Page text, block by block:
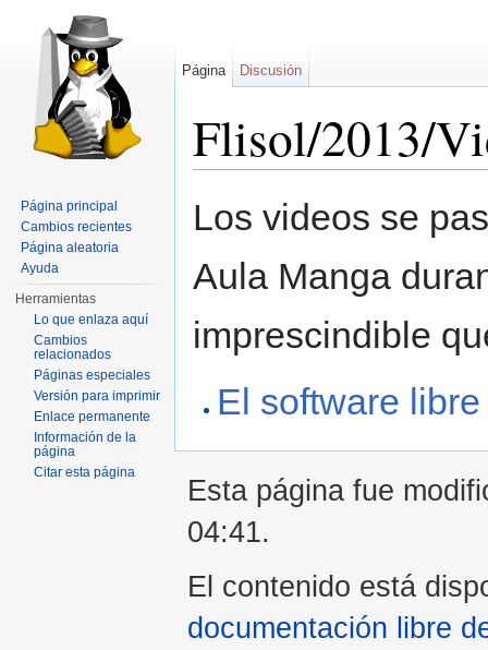
Flisol/2013/
Los videos se
Aula Manga
imprescindible
El software
Página Discusión
Página principal
Cambios recientes
Página aleatoria
Ayuda
Herramientas
Lo que enlaza aquí
Cambios
relacionados
Páginas especiales
Versión para imprimir
Enlace permanente
Información de la
página
Citar esta página
Esta página fue
04:41.
El contenido está
documentación libre